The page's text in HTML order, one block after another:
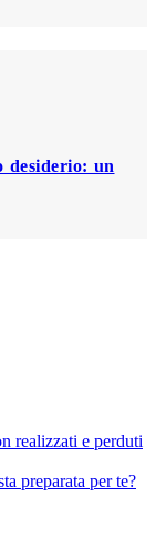
desiderio: un
realizzati e perduti
preparata per te?